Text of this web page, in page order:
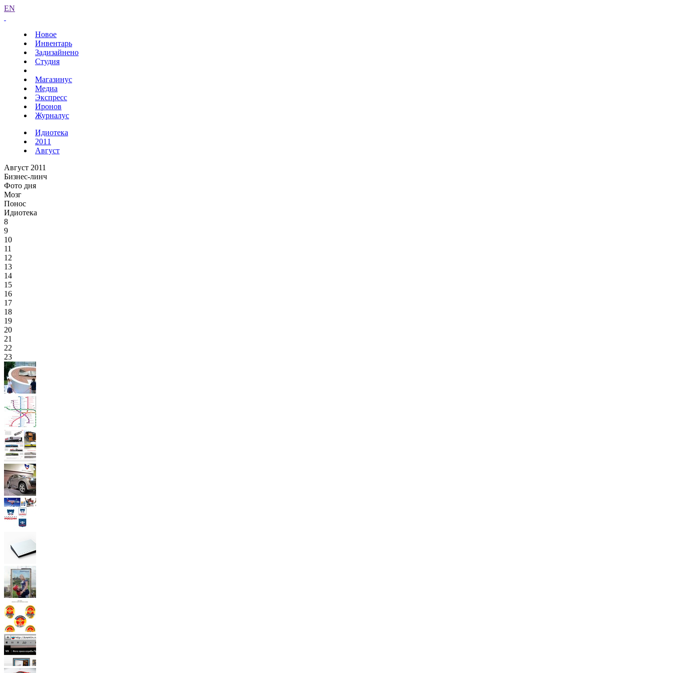
EN
Новое
Инвентарь
Задизайнено
Студия
Магазинус
Медиа
Экспресс
Иронов
Журналус
Идиотека
2011
Август
Август 2011
Бизнес-линч
Фото дня
Мозг
Понос
Идиотека
8
9
10
11
12
13
14
15
16
17
18
19
20
21
22
23